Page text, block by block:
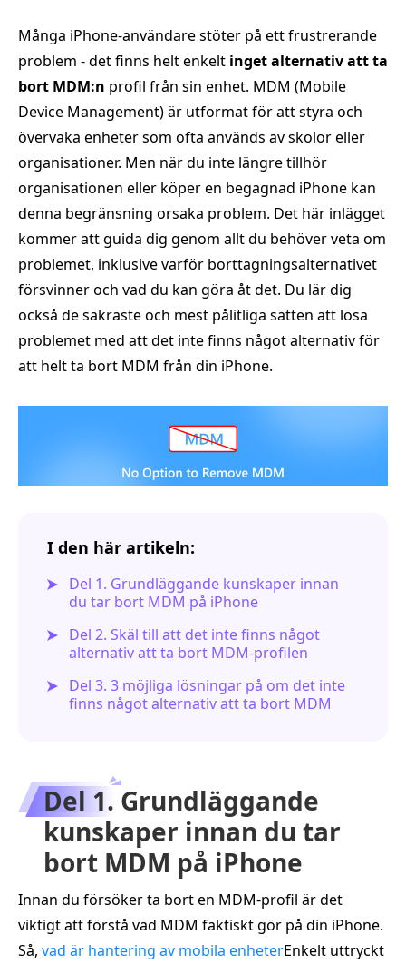
Många iPhone-användare stöter på ett frustrerande
problem - det finns helt enkelt inget alternativ att ta
bort MDM:n profil från sin enhet. MDM (Mobile
Device Management) är utformat för att styra och
övervaka enheter som ofta används av skolor eller
organisationer. Men när du inte längre tillhör
organisationen eller köper en begagnad iPhone kan
denna begränsning orsaka problem. Det här inlägget
kommer att guida dig genom allt du behöver veta om
problemet, inklusive varför borttagningsalternativet
försvinner och vad du kan göra åt det. Du lär dig
också de säkraste och mest pålitliga sätten att lösa
problemet med att det inte finns något alternativ för
att helt ta bort MDM från din iPhone.
I den här artikeln:
Del 1. Grundläggande kunskaper innan
du tar bort MDM på iPhone
Del 2. Skäl till att det inte finns något
alternativ att ta bort MDM-profilen
Del 3. 3 möjliga lösningar på om det inte
finns något alternativ att ta bort MDM
Del 1. Grundläggande
kunskaper innan du tar
bort MDM på iPhone
Innan du försöker ta bort en MDM-profil är det
viktigt att förstå vad MDM faktiskt gör på din iPhone.
Så, vad är hantering av mobila enheterEnkelt uttryckt